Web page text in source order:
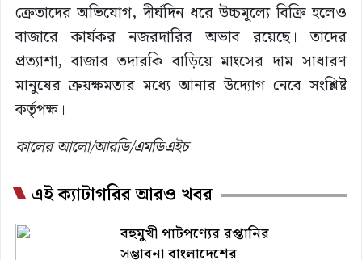
ক্রেতাদের অভিযোগ, দীর্ঘদিন ধরে উচ্চমূল্যে বিক্রি হলেও
বাজারে কার্যকর নজরদারির অভাব রয়েছে। তাদের
প্রত্যাশা, বাজার তদারকি বাড়িয়ে মাংসের দাম সাধারণ
মানুষের ক্রয়ক্ষমতার মধ্যে আনার উদ্যোগ নেবে সংশ্লিষ্ট
কর্তৃপক্ষ।
কালের আলো/আরডি/এমডিএইচ
এই ক্যাটাগরির আরও খবর
বহুমুখী পাটপণ্যের রপ্তানির
সম্ভাবনা বাংলাদেশের